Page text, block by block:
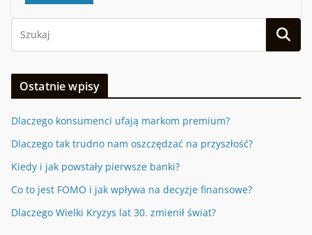
Ostatnie wpisy
Dlaczego konsumenci ufają markom premium?
Dlaczego tak trudno nam oszczędzać na przyszłość?
Kiedy i jak powstały pierwsze banki?
Co to jest FOMO i jak wpływa na decyzje finansowe?
Dlaczego Wielki Kryzys lat 30. zmienił świat?